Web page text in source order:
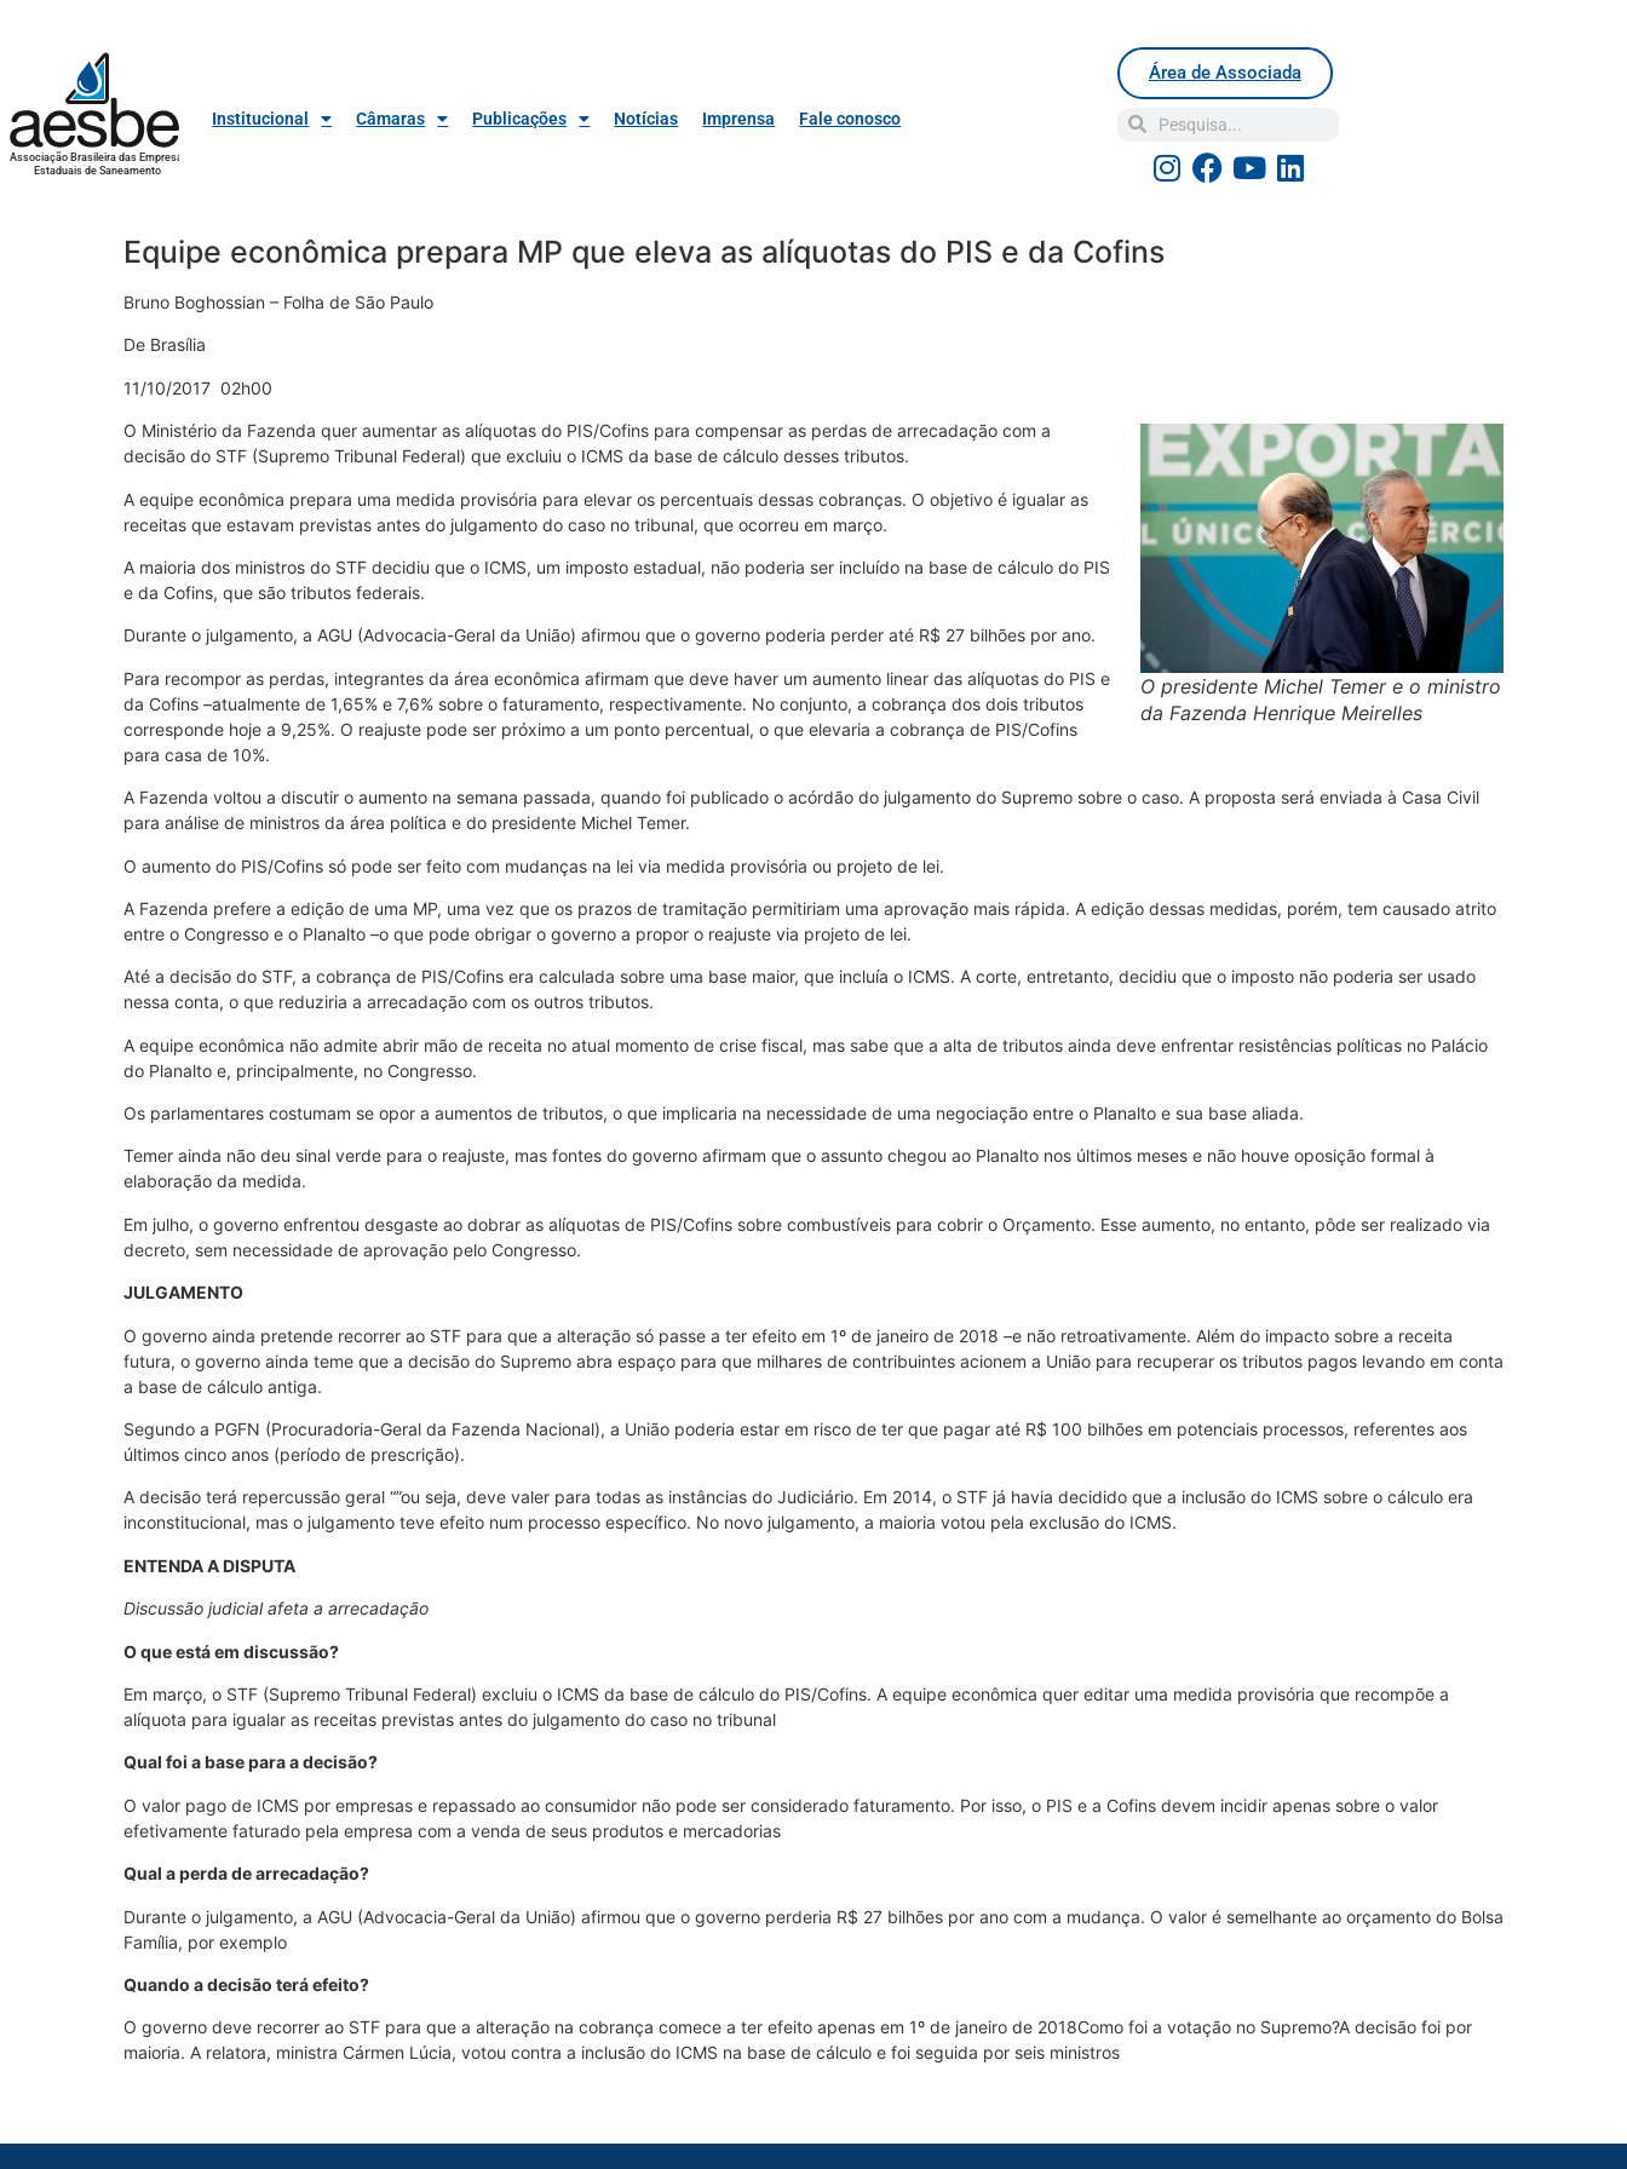
Associação Brasileira das Empresas
Estaduais de Saneamento
Institucional Câmaras Publicações Notícias Imprensa Fale conosco
Área de Associada
Equipe econômica prepara MP que eleva as alíquotas do PIS e da Cofins
Bruno Boghossian – Folha de São Paulo
De Brasília
11/10/2017 02h00
O presidente Michel Temer e o ministro
da Fazenda Henrique Meirelles
O Ministério da Fazenda quer aumentar as alíquotas do PIS/Cofins para compensar as perdas de arrecadação com a
decisão do STF (Supremo Tribunal Federal) que excluiu o ICMS da base de cálculo desses tributos.
A equipe econômica prepara uma medida provisória para elevar os percentuais dessas cobranças. O objetivo é igualar as
receitas que estavam previstas antes do julgamento do caso no tribunal, que ocorreu em março.
A maioria dos ministros do STF decidiu que o ICMS, um imposto estadual, não poderia ser incluído na base de cálculo do PIS
e da Cofins, que são tributos federais.
Durante o julgamento, a AGU (Advocacia-Geral da União) afirmou que o governo poderia perder até R$ 27 bilhões por ano.
Para recompor as perdas, integrantes da área econômica afirmam que deve haver um aumento linear das alíquotas do PIS e
da Cofins –atualmente de 1,65% e 7,6% sobre o faturamento, respectivamente. No conjunto, a cobrança dos dois tributos
corresponde hoje a 9,25%. O reajuste pode ser próximo a um ponto percentual, o que elevaria a cobrança de PIS/Cofins
para casa de 10%.
A Fazenda voltou a discutir o aumento na semana passada, quando foi publicado o acórdão do julgamento do Supremo sobre o caso. A proposta será enviada à Casa Civil
para análise de ministros da área política e do presidente Michel Temer.
O aumento do PIS/Cofins só pode ser feito com mudanças na lei via medida provisória ou projeto de lei.
A Fazenda prefere a edição de uma MP, uma vez que os prazos de tramitação permitiriam uma aprovação mais rápida. A edição dessas medidas, porém, tem causado atrito
entre o Congresso e o Planalto –o que pode obrigar o governo a propor o reajuste via projeto de lei.
Até a decisão do STF, a cobrança de PIS/Cofins era calculada sobre uma base maior, que incluía o ICMS. A corte, entretanto, decidiu que o imposto não poderia ser usado
nessa conta, o que reduziria a arrecadação com os outros tributos.
A equipe econômica não admite abrir mão de receita no atual momento de crise fiscal, mas sabe que a alta de tributos ainda deve enfrentar resistências políticas no Palácio
do Planalto e, principalmente, no Congresso.
Os parlamentares costumam se opor a aumentos de tributos, o que implicaria na necessidade de uma negociação entre o Planalto e sua base aliada.
Temer ainda não deu sinal verde para o reajuste, mas fontes do governo afirmam que o assunto chegou ao Planalto nos últimos meses e não houve oposição formal à
elaboração da medida.
Em julho, o governo enfrentou desgaste ao dobrar as alíquotas de PIS/Cofins sobre combustíveis para cobrir o Orçamento. Esse aumento, no entanto, pôde ser realizado via
decreto, sem necessidade de aprovação pelo Congresso.
JULGAMENTO
O governo ainda pretende recorrer ao STF para que a alteração só passe a ter efeito em 1º de janeiro de 2018 –e não retroativamente. Além do impacto sobre a receita
futura, o governo ainda teme que a decisão do Supremo abra espaço para que milhares de contribuintes acionem a União para recuperar os tributos pagos levando em conta
a base de cálculo antiga.
Segundo a PGFN (Procuradoria-Geral da Fazenda Nacional), a União poderia estar em risco de ter que pagar até R$ 100 bilhões em potenciais processos, referentes aos
últimos cinco anos (período de prescrição).
A decisão terá repercussão geral “”ou seja, deve valer para todas as instâncias do Judiciário. Em 2014, o STF já havia decidido que a inclusão do ICMS sobre o cálculo era
inconstitucional, mas o julgamento teve efeito num processo específico. No novo julgamento, a maioria votou pela exclusão do ICMS.
ENTENDA A DISPUTA
Discussão judicial afeta a arrecadação
O que está em discussão?
Em março, o STF (Supremo Tribunal Federal) excluiu o ICMS da base de cálculo do PIS/Cofins. A equipe econômica quer editar uma medida provisória que recompõe a
alíquota para igualar as receitas previstas antes do julgamento do caso no tribunal
Qual foi a base para a decisão?
O valor pago de ICMS por empresas e repassado ao consumidor não pode ser considerado faturamento. Por isso, o PIS e a Cofins devem incidir apenas sobre o valor
efetivamente faturado pela empresa com a venda de seus produtos e mercadorias
Qual a perda de arrecadação?
Durante o julgamento, a AGU (Advocacia-Geral da União) afirmou que o governo perderia R$ 27 bilhões por ano com a mudança. O valor é semelhante ao orçamento do Bolsa
Família, por exemplo
Quando a decisão terá efeito?
O governo deve recorrer ao STF para que a alteração na cobrança comece a ter efeito apenas em 1º de janeiro de 2018Como foi a votação no Supremo?A decisão foi por
maioria. A relatora, ministra Cármen Lúcia, votou contra a inclusão do ICMS na base de cálculo e foi seguida por seis ministros